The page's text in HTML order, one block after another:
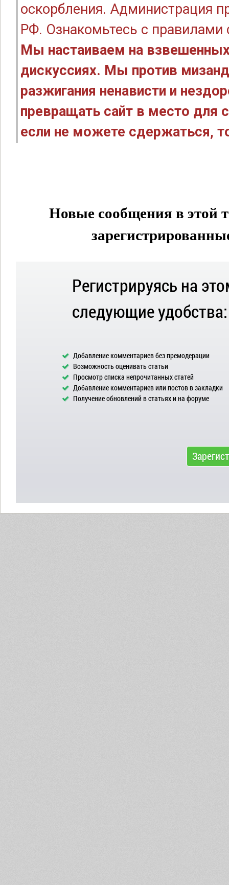
оскорбления. Администрация
РФ. Ознакомьтесь с правилами
Мы настаиваем на
дискуссиях. Мы против
разжигания ненависти и
превращать сайт в место для
если не можете сдержаться,
Новые сообщения в этой
Регистрируясь на
следующие удобства:
Добавление комментариев без премодерации
Возможность оценивать статьи
Просмотр списка непрочитанных статей
Добавление комментариев или постов в закладки
Получение обновлений в статьях и на форуме